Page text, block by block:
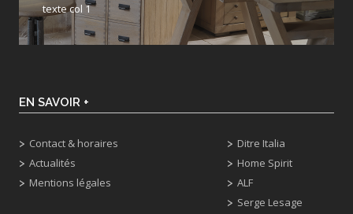
texte col 1
EN SAVOIR +
Contact & horaires
Actualités
Mentions légales
Ditre Italia
Home Spirit
ALF
Serge Lesage